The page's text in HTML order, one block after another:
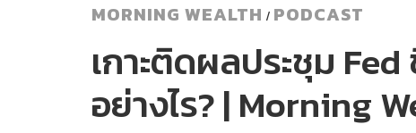
MORNING WEALTH / PODCAST
เกาะติดผลประชุม
อย่างไร? | Morning